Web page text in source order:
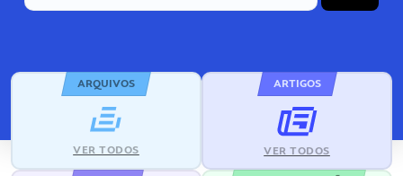
ARQUIVOS
VER TODOS
ARTIGOS
VER TODOS